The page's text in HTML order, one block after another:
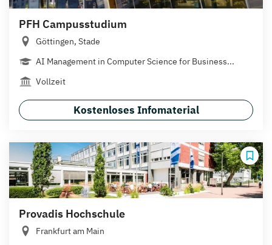
PFH Campusstudium
Göttingen, Stade
AI Management in Computer Science for Business...
Vollzeit
Kostenloses Infomaterial
Provadis Hochschule
Frankfurt am Main